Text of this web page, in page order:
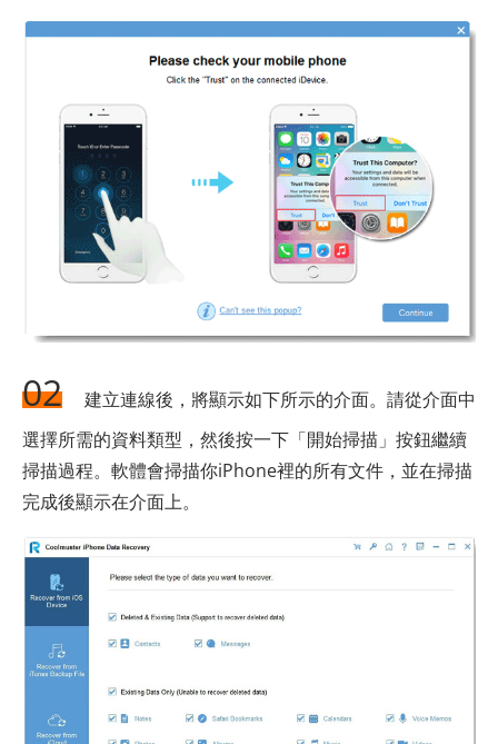
02
建立連線後，將顯示如下所示的介面。請從介面中
選擇所需的資料類型，然後按一下「開始掃描」按鈕繼續
掃描過程。軟體會掃描你iPhone裡的所有文件，並在掃描
完成後顯示在介面上。